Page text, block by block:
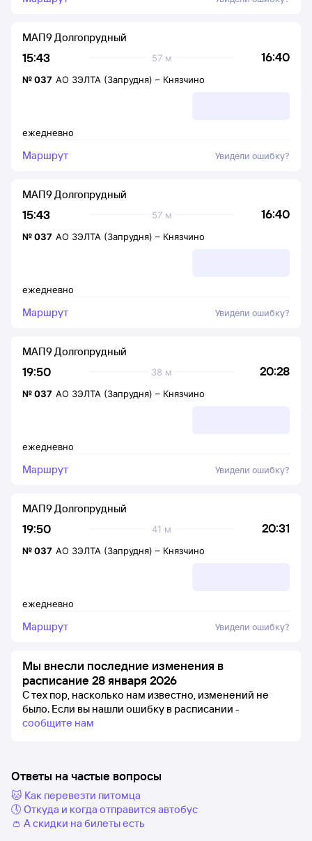
15:43 16:40
57 м
МАП9 Долгопрудный
ежедневно
№037 АО ЗЭЛТА (Запрудня) – Князчино
Маршрут Увидели ошибку?
15:43 16:40
57 м
МАП9 Долгопрудный
ежедневно
№037 АО ЗЭЛТА (Запрудня) – Князчино
Маршрут Увидели ошибку?
19:50 20:28
38 м
МАП9 Долгопрудный
ежедневно
№037 АО ЗЭЛТА (Запрудня) – Князчино
Маршрут Увидели ошибку?
19:50 20:31
41 м
МАП9 Долгопрудный
ежедневно
№037 АО ЗЭЛТА (Запрудня) – Князчино
Маршрут Увидели ошибку?
Мы внесли последние изменения в
расписание 28 января 2026
С тех пор, насколько нам известно, изменений не
было. Если вы нашли ошибку в расписании -
сообщите нам
Ответы на частые вопросы
🐱 Как перевезти питомца
🕔 Откуда и когда отправится автобус
👛 А скидки на билеты есть